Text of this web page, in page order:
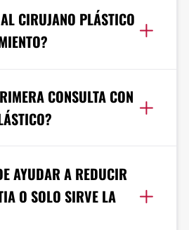
CIRUJANO PLÁSTICO
CONSULTA CON
AYUDAR A REDUCIR
O SOLO SIRVE LA